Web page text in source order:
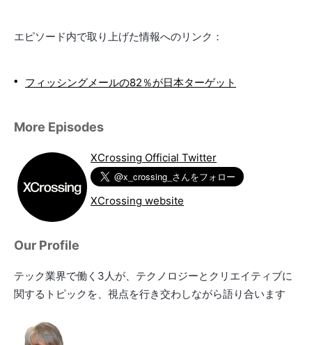
エピソード内で取り上げた情報へのリンク：
フィッシングメールの82％が日本ターゲット
More Episodes
XCrossing Official Twitter
XCrossing website
Our Profile
テック業界で働く3人が、テクノロジーとクリエイティブに
関するトピックを、視点を行き交わしながら語り合います